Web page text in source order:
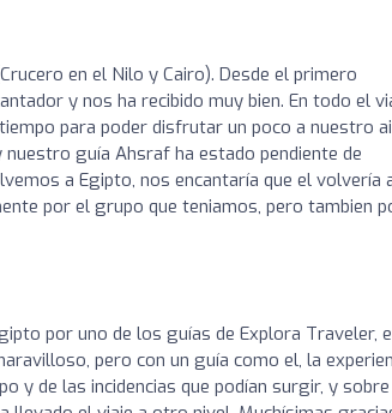
en el Nilo y Cairo). Desde el primero
y nos ha recibido muy bien. En todo el
para poder disfrutar un poco a nuestro
guía Ahsraf ha estado pendiente de
a Egipto, nos encantaría que el volvería
por el grupo que teniamos, pero tambien
por uno de los guías de Explora Traveler,
pero con un guía como el, la
y de las incidencias que podían surgir, y sobre